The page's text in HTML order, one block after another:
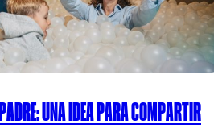
UNA IDEA PARA COMPARTIR